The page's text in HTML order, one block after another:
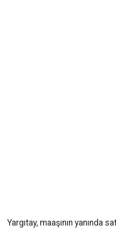
Yargıtay, maaşının yanında